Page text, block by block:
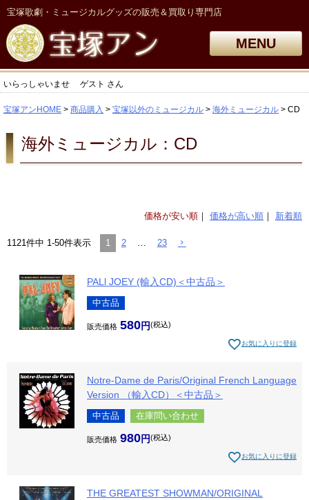
宝塚歌劇・ミュージカルグッズの販売＆買取り専門店
MENU
いらっしゃいませ ゲスト さん
宝塚アンHOME 商品購入 宝塚以外のミュージカル 海外ミュージカル CD
海外ミュージカル：CD
価格が安い順 価格が高い順 新着順
1121件中 1-50件表示 1 2 … 23
PALl JOEY (輸入CD)＜中古品＞
中古品
販売価格 580 税込
お気に入りに登録
Notre-Dame de Paris/Original French Language
Version （輸入CD）＜中古品＞
中古品 在庫問い合わせ
販売価格 980 税込
お気に入りに登録
THE GREATEST SHOWMAN/ORIGINAL